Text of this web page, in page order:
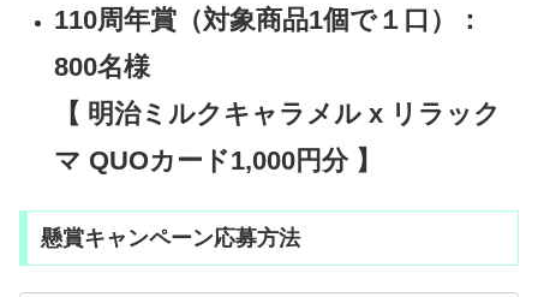
110周年賞（対象商品1個で１口）：
800名様
【 明治ミルクキャラメル x リラック
マ QUOカード1,000円分 】
懸賞キャンペーン応募方法